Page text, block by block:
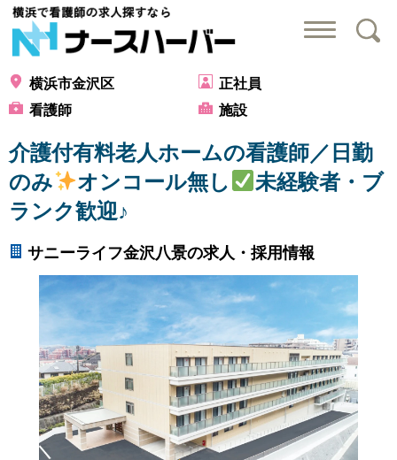
横浜市金沢区
正社員
看護師
施設
介護付有料老人ホームの看護師／日勤
のみ
オンコール無し
未経験者・ブ
ランク歓迎♪
サニーライフ金沢八景の求人・採用情報